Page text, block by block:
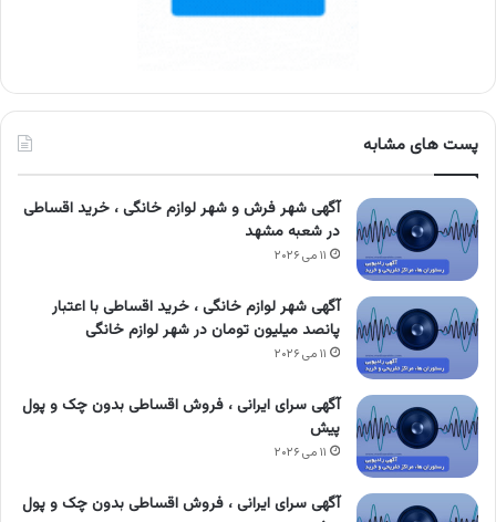
پست های مشابه
آگهی شهر فرش و شهر لوازم خانگی ، خرید اقساطی
در شعبه مشهد
۱۱ می ۲۰۲۶
آگهی شهر لوازم خانگی ، خرید اقساطی با اعتبار
پانصد میلیون تومان در شهر لوازم خانگی
۱۱ می ۲۰۲۶
آگهی سرای ایرانی ، فروش اقساطی بدون چک و پول
پیش
۱۱ می ۲۰۲۶
آگهی سرای ایرانی ، فروش اقساطی بدون چک و پول